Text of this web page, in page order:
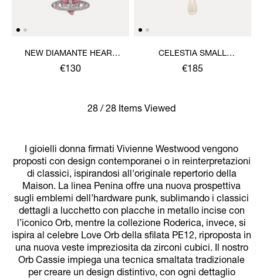
NEW DIAMANTE HEART
PENDANT NECKLACE
€130
CELESTIA SMALL
PENDANT NECKLACE
€185
28 / 28 Items Viewed
I gioielli donna firmati Vivienne Westwood vengono
proposti con design contemporanei o in reinterpretazioni
di classici, ispirandosi all'originale repertorio della
Maison. La linea Penina offre una nuova prospettiva
sugli emblemi dell’hardware punk, sublimando i classici
dettagli a lucchetto con placche in metallo incise con
l’iconico Orb, mentre la collezione Roderica, invece, si
ispira al celebre Love Orb della sfilata PE12, riproposta in
una nuova veste impreziosita da zirconi cubici. Il nostro
Orb Cassie impiega una tecnica smaltata tradizionale
per creare un design distintivo, con ogni dettaglio